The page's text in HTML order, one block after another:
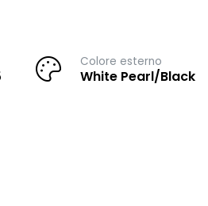
Colore esterno
White Pearl/Black